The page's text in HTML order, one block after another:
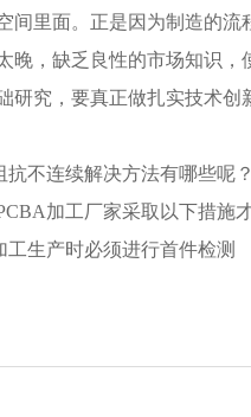
间里面。正是因为制造的
晚，缺乏良性的市场知识
研究，要真正做扎实技术创
抗不连续解决方法有哪些呢
加工厂家采取以下措施
生产时必须进行首件检测